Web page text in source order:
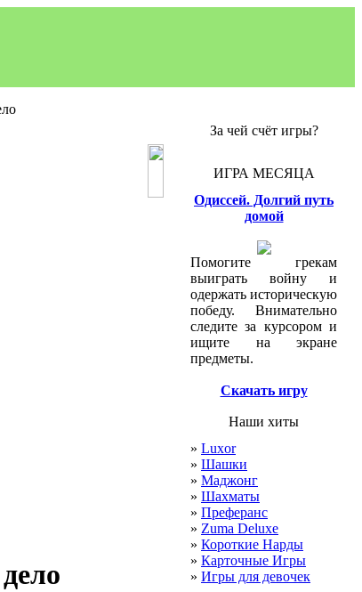
За чей счёт игры?
ИГРА МЕСЯЦА
Одиссей. Долгий путь
домой
Помогите грекам
выиграть войну и
одержать историческую
победу. Внимательно
следите за курсором и
ищите на экране
предметы.
Скачать игру
Наши хиты
» Luxor
» Шашки
» Маджонг
» Шахматы
» Преферанс
» Zuma Deluxe
» Короткие Нарды
» Карточные Игры
» Игры для девочек